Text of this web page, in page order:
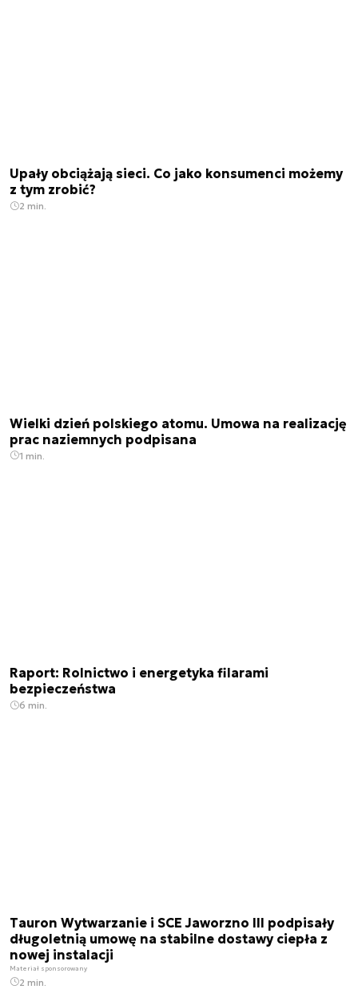
Upały obciążają sieci. Co jako konsumenci możemy
z tym zrobić?
2 min.
Wielki dzień polskiego atomu. Umowa na realizację
prac naziemnych podpisana
1 min.
Raport: Rolnictwo i energetyka filarami
bezpieczeństwa
6 min.
Tauron Wytwarzanie i SCE Jaworzno III podpisały
długoletnią umowę na stabilne dostawy ciepła z
nowej instalacji
Materiał sponsorowany
2 min.